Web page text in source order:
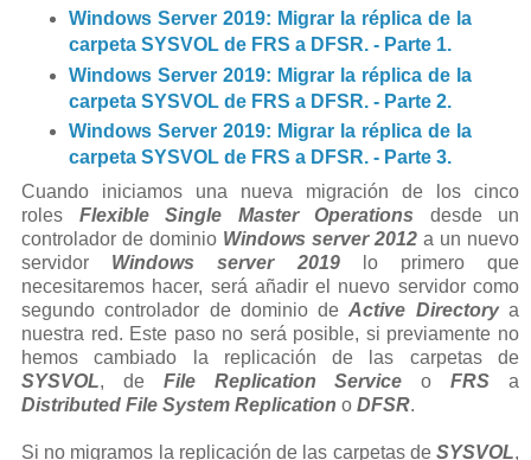
Windows Server 2019: Migrar la réplica de la
carpeta SYSVOL de FRS a DFSR. - Parte 1.
Windows Server 2019: Migrar la réplica de la
carpeta SYSVOL de FRS a DFSR. - Parte 2.
Windows Server 2019: Migrar la réplica de la
carpeta SYSVOL de FRS a DFSR. - Parte 3.
Cuando iniciamos una nueva migración de los cinco
roles Flexible Single Master Operations desde un
controlador de dominio Windows server 2012 a un nuevo
servidor Windows server 2019lo primero que
necesitaremos hacer, será añadir el nuevo servidor como
segundo controlador de dominio deActive Directorya
nuestra red. Este paso no será posible, si previamente no
hemos cambiado la replicación de las carpetas de
SYSVOL, deFile Replication Service oFRS a
Distributed File System Replication o DFSR.
Si no migramos la replicación de las carpetas de SYSVOL,